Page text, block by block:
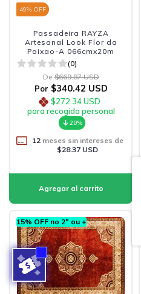
49% OFF
Passadeira RAYZA
Artesanal Look Flor da
Paixao-A 066cmx20m
(0)
De $669.87 USD
Por $340.42 USD
$272.34 USD
para recogida personal
20%
12meses sin intereses de
$28.37 USD
15% OFF no 2º ou +